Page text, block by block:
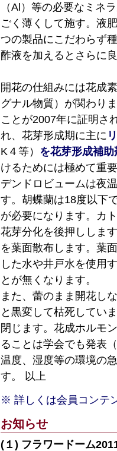
（Al）等の必要なミネ
ごく薄くして施す。液
つの製品にこだわらず
酢液を加えるとさらに
開花の仕組みには花成
グナル物質）が関わり
ことが2007年に証明さ
れ、花芽形成期に主に
K４等） を花芽形成補
けるためには極めて重
デンドロビュームは夜
す。胡蝶蘭は18度以下
が必要になります。カ
花芽分化を後押ししま
を葉面散布します。葉
した水や井戸水を使用
とが無くなります。
また、蕾のまま開花し
と黒変して枯死してい
閉じます。花成ホルモ
ることは学会でも発表
温度、湿度等の環境の
す。 以上
※ 詳しくは会員コンテ
お知らせ
(１) フラワードーム